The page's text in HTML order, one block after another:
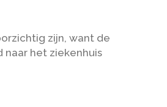
zijn, want de
naar het ziekenhuis